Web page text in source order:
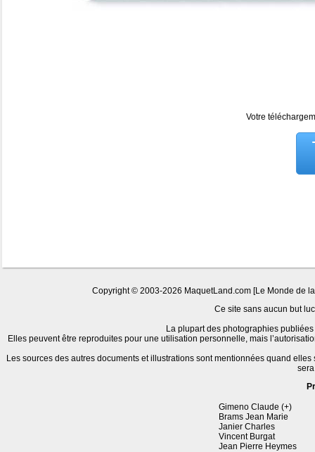
Votre
Copyright © 2003-2026 MaquetLand.com [Le Monde de
Ce site sans aucun but
La plupart des photographies
Elles peuvent être reproduites pour une utilisation personnelle, mais
Les sources des autres documents et illustrations sont mentionnées quand
Gimeno Claude (+)
Brams Jean Marie
Janier Charles
Vincent Burgat
Jean Pierre Heymes